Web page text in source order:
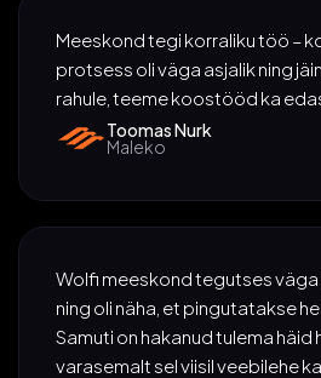
Meeskond tegi korraliku töö –
protsess oli väga asjalik ning
rahule, teeme koostööd ka
Toomas Nurk
Maleko
Wolfi meeskond tegutses
ning oli näha, et pingutatakse
Samuti on hakanud tulema häid
varasemalt sel viisil veebilehe